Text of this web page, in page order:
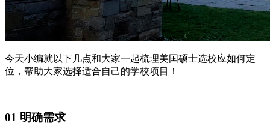
今天小编就以下几点和大家一起梳理美国硕士选校应如何定
位，帮助大家选择适合自己的学校项目！
01 明确需求